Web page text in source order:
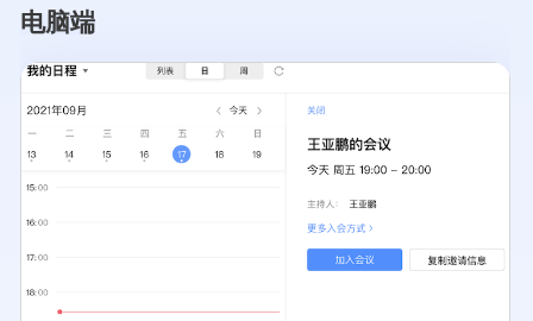
电脑端